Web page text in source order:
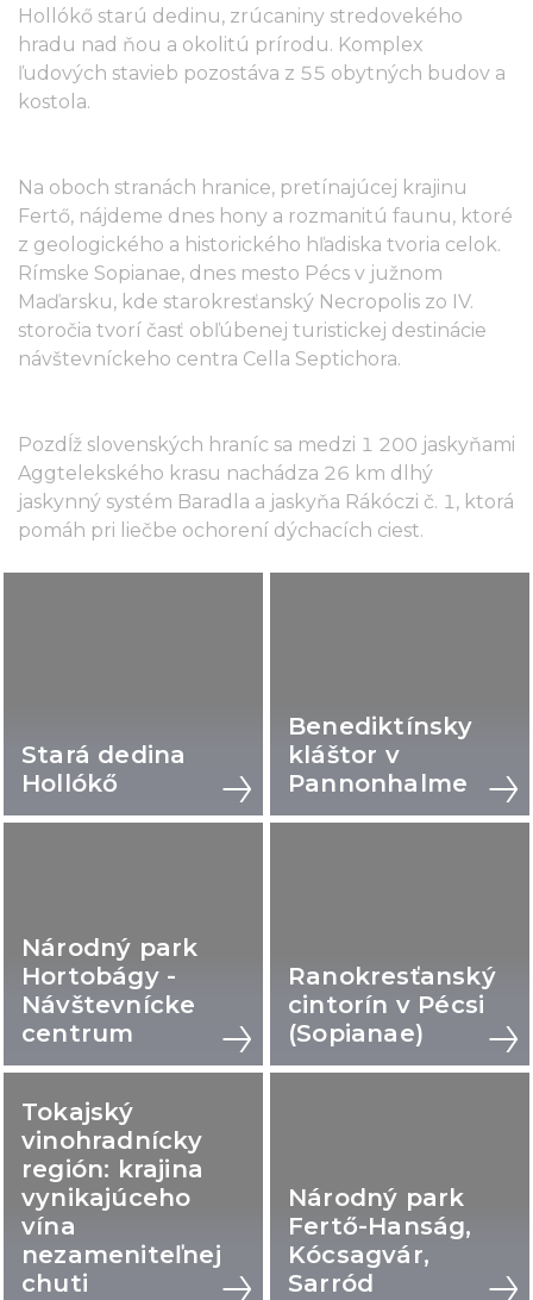
Hollókő starú dedinu, zrúcaniny stredovekého
hradu nad ňou a okolitú prírodu. Komplex
ľudových stavieb pozostáva z 55 obytných budov a
kostola.
Na oboch stranách hranice, pretínajúcej krajinu
Fertő, nájdeme dnes hony a rozmanitú faunu, ktoré
z geologického a historického hľadiska tvoria celok.
Rímske Sopianae, dnes mesto Pécs v južnom
Maďarsku, kde starokresťanský Necropolis zo IV.
storočia tvorí časť obľúbenej turistickej destinácie
návštevníckeho centra Cella Septichora.
Pozdĺž slovenských hraníc sa medzi 1 200 jaskyňami
Aggtelekského krasu nachádza 26 km dlhý
jaskynný systém Baradla a jaskyňa Rákóczi č. 1, ktorá
pomáh pri liečbe ochorení dýchacích ciest.
Stará dedina
Hollókő
Benediktínsky
kláštor v
Pannonhalme
Národný park
Hortobágy -
Návštevnícke
centrum
Ranokresťanský
cintorín v Pécsi
(Sopianae)
Tokajský
vinohradnícky
región: krajina
vynikajúceho
vína
nezameniteľnej
chuti
Národný park
Fertő-Hanság,
Kócsagvár,
Sarród